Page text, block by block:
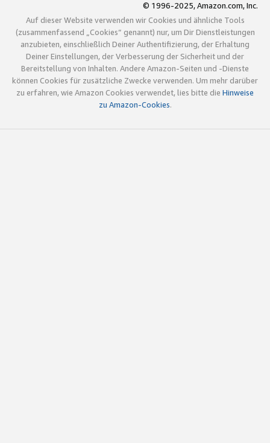
© 1996-2025, Amazon.com, Inc.
Auf dieser Website verwenden wir Cookies und ähnliche Tools
(zusammenfassend „Cookies“ genannt) nur, um Dir Dienstleistungen
anzubieten, einschließlich Deiner Authentifizierung, der Erhaltung
Deiner Einstellungen, der Verbesserung der Sicherheit und der
Bereitstellung von Inhalten. Andere Amazon-Seiten und -Dienste
können Cookies für zusätzliche Zwecke verwenden. Um mehr darüber
zu erfahren, wie Amazon Cookies verwendet, lies bitte die Hinweise
zu Amazon-Cookies.